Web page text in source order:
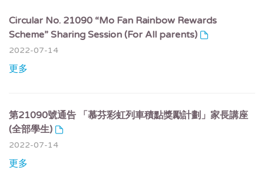
Circular No. 21090 “Mo Fan Rainbow Rewards
Scheme” Sharing Session (For All parents)
2022-07-14
更多
第21090號通告 「慕芬彩虹列車積點獎勵計劃」家長講座
(全部學生)
2022-07-14
更多